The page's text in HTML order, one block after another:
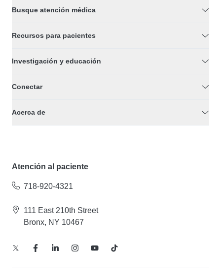
Busque atención médica
Recursos para pacientes
Investigación y educación
Conectar
Acerca de
Atención al paciente
718-920-4321
111 East 210th Street
Bronx, NY 10467